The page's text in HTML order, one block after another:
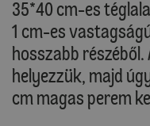
35*40 cm-es
1 cm-es
hosszabb
helyezzük, majd
cm magas perem